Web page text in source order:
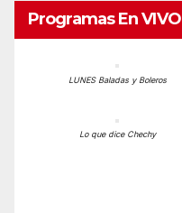
Programas En VIVO
LUNES Baladas y Boleros
Lo que dice Chechy